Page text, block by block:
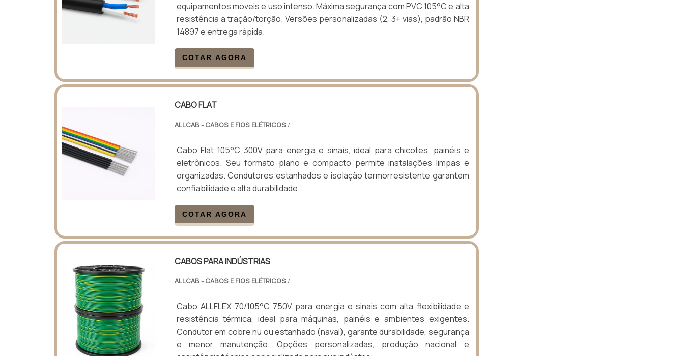
equipamentos móveis e uso intenso. Máxima segurança com PVC 105°C e alta
resistência a tração/torção. Versões personalizadas (2, 3+ vias), padrão NBR
14897 e entrega rápida.
COTAR AGORA
CABO FLAT
ALLCAB - CABOS E FIOS ELÉTRICOS/
Cabo Flat 105°C 300V para energia e sinais, ideal para chicotes, painéis e
eletrônicos. Seu formato plano e compacto permite instalações limpas e
organizadas. Condutores estanhados e isolação termorresistente garantem
confiabilidade e alta durabilidade.
COTAR AGORA
CABOS PARA INDÚSTRIAS
ALLCAB - CABOS E FIOS ELÉTRICOS/
Cabo ALLFLEX 70/105°C 750V para energia e sinais com alta flexibilidade e
resistência térmica, ideal para máquinas, painéis e ambientes exigentes.
Condutor em cobre nu ou estanhado (naval), garante durabilidade, segurança
e menor manutenção. Opções personalizadas, produção nacional e